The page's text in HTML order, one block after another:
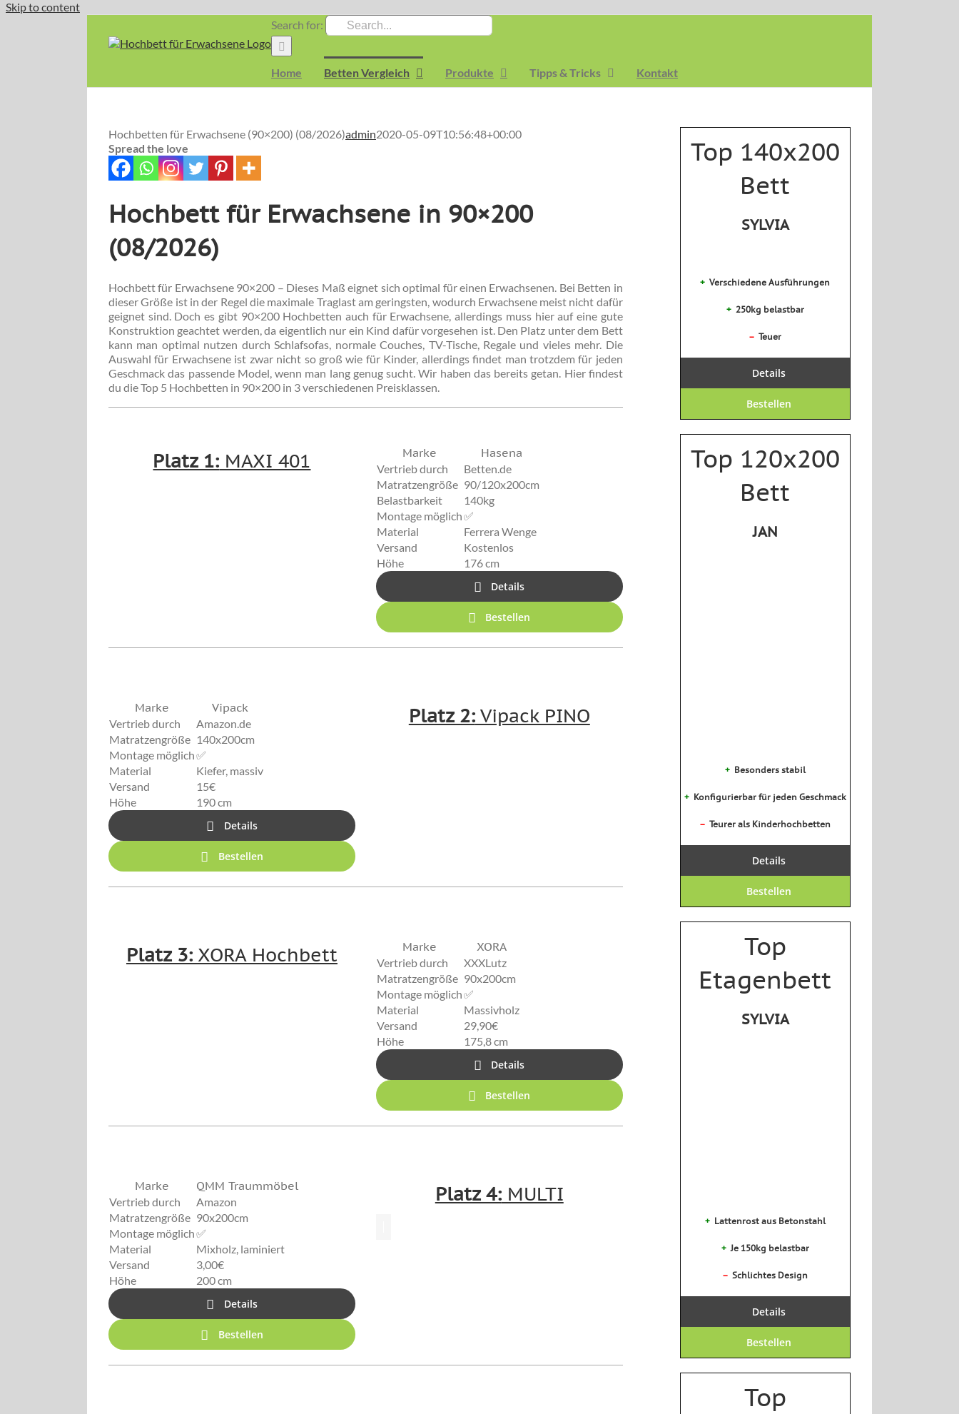
Skip to content
Search for:
Home Betten Vergleich Produkte Tipps & Tricks Kontakt
Hochbetten für Erwachsene (90×200) (08/2026)admin2020-05-09T10:56:48+00:00
Spread the love
Hochbett für Erwachsene in 90×200
(08/2026)
Hochbett für Erwachsene 90×200 – Dieses Maß eignet sich optimal für einen Erwachsenen. Bei Betten in
dieser Größe ist in der Regel die maximale Traglast am geringsten, wodurch Erwachsene meist nicht dafür
geignet sind. Doch es gibt 90×200 Hochbetten auch für Erwachsene, allerdings muss hier auf eine gute
Konstruktion geachtet werden, da eigentlich nur ein Kind dafür vorgesehen ist. Den Platz unter dem Bett
kann man optimal nutzen durch Schlafsofas, normale Couches, TV-Tische, Regale und vieles mehr. Die
Auswahl für Erwachsene ist zwar nicht so groß wie für Kinder, allerdings findet man trotzdem für jeden
Geschmack das passende Model, wenn man lang genug sucht. Wir haben das bereits getan. Hier findest
du die Top 5 Hochbetten in 90×200 in 3 verschiedenen Preisklassen.
Platz 1: MAXI 401 Marke Hasena
Vertrieb durch
Betten.de
Matratzengröße 90/120x200cm
Belastbarkeit
140kg
Montage möglich✅
Material
Ferrera Wenge
Versand
Kostenlos
Höhe
176 cm
Details
Bestellen
Marke Vipack
Vertrieb durch
Amazon.de
Matratzengröße 140x200cm
Montage möglich✅
Material
Kiefer, massiv
Versand
15€
Höhe
190 cm
Details
Bestellen
Platz 2:Vipack PINO
Platz 3:XORA Hochbett Marke XORA
Vertrieb durch
XXXLutz
Matratzengröße 90x200cm
Montage möglich✅
Material
Massivholz
Versand
29,90€
Höhe
175,8 cm
Details
Bestellen
Marke QMM Traummöbel
Vertrieb durch
Amazon
Matratzengröße 90x200cm
Montage möglich✅
Material
Mixholz, laminiert
Versand
3,00€
Höhe
200 cm
Details
Bestellen
Platz 4:MULTI
Top 140x200
Bett
SYLVIA
+ Verschiedene Ausführungen
+250kg belastbar
– Teuer
Details
Bestellen
Top 120x200
Bett
JAN
+Besonders stabil
+Konfigurierbar für jeden Geschmack
– Teurer als Kinderhochbetten
Details
Bestellen
Top
Etagenbett
SYLVIA
+Lattenrost aus Betonstahl
+Je 150kg belastbar
– Schlichtes Design
Details
Bestellen
Top